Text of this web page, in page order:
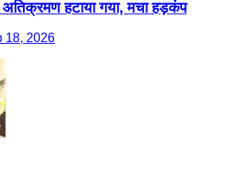
हटाया गया, मचा हड़कंप
18, 2026